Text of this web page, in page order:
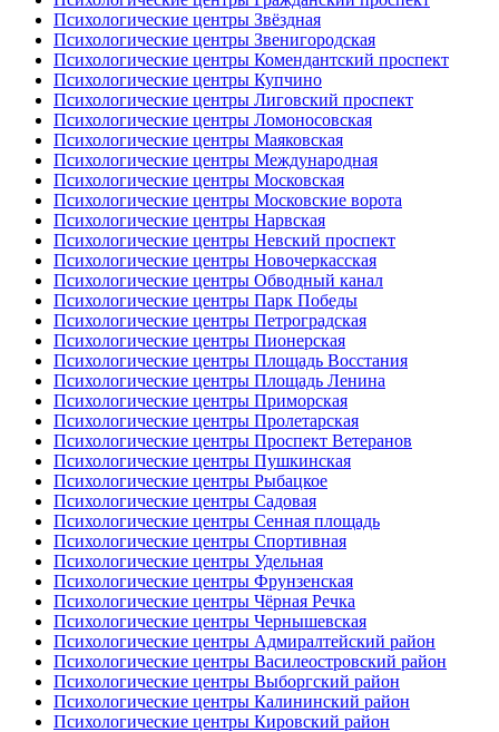
Психологические центры Звёздная
Психологические центры Звенигородская
Психологические центры Комендантский проспект
Психологические центры Купчино
Психологические центры Лиговский проспект
Психологические центры Ломоносовская
Психологические центры Маяковская
Психологические центры Международная
Психологические центры Московская
Психологические центры Московские ворота
Психологические центры Нарвская
Психологические центры Невский проспект
Психологические центры Новочеркасская
Психологические центры Обводный канал
Психологические центры Парк Победы
Психологические центры Петроградская
Психологические центры Пионерская
Психологические центры Площадь Восстания
Психологические центры Площадь Ленина
Психологические центры Приморская
Психологические центры Пролетарская
Психологические центры Проспект Ветеранов
Психологические центры Пушкинская
Психологические центры Рыбацкое
Психологические центры Садовая
Психологические центры Сенная площадь
Психологические центры Спортивная
Психологические центры Удельная
Психологические центры Фрунзенская
Психологические центры Чёрная Речка
Психологические центры Чернышевская
Психологические центры Адмиралтейский район
Психологические центры Василеостровский район
Психологические центры Выборгский район
Психологические центры Калининский район
Психологические центры Кировский район